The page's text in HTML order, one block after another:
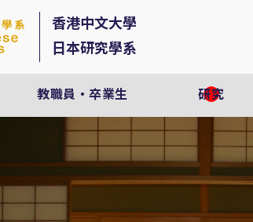
香港中文大學
日本研究學系
教職員・卒業生 研究